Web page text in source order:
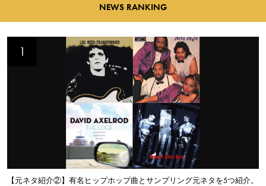
NEWS RANKING
【元ネタ紹介②】有名ヒップホップ曲とサンプリング元ネタを5つ紹介。